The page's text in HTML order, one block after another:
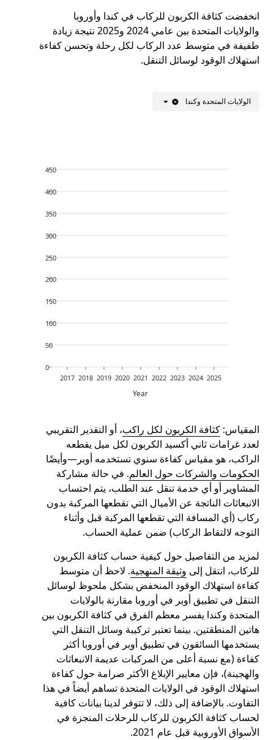
انخفضت كثافة الكربون للركاب في كندا وأوروبا
والولايات المتحدة بين عامي 2024 و2025 نتيجة زيادة
طفيفة في متوسط عدد الركاب لكل رحلة وتحسن كفاءة
استهلاك الوقود لوسائل التنقل.
الولايات المتحدة وكندا
2017 2018 2019 2020 2021 2022 2023 2024 2025
Year
0
50
100
150
200
250
300
350
400
450
المقياس: كثافة الكربون لكل راكب، أو التقدير التقريبي
لعدد غرامات ثاني أكسيد الكربون لكل ميل يقطعه
الراكب، هو مقياس كفاءة سنوي تستخدمه أوبر—وأيضًا
الحكومات والشركات حول العالم. في حالة مشاركة
المشاوير أو أي خدمة تنقل عند الطلب، يتم احتساب
الانبعاثات الناتجة عن الأميال التي تقطعها المركبة بدون
ركاب (أي المسافة التي تقطعها المركبة قبل وأثناء
التوجه لالتقاط الركاب) ضمن عملية الحساب.
لمزيد من التفاصيل حول كيفية حساب كثافة الكربون
للركاب، انتقل إلى وثيقة المنهجية. لاحظ أن متوسط
كفاءة استهلاك الوقود المنخفض بشكل ملحوظ لوسائل
التنقل في تطبيق أوبر في أوروبا مقارنة بالولايات
المتحدة وكندا يفسر معظم الفرق في كثافة الكربون بين
هاتين المنطقتين. بينما تعتبر تركيبة وسائل التنقل التي
يستخدمها السائقون في تطبيق أوبر في أوروبا أكثر
كفاءة (مع نسبة أعلى من المركبات عديمة الانبعاثات
والهجينة)، فإن معايير الإبلاغ الأكثر صرامة حول كفاءة
استهلاك الوقود في الولايات المتحدة تساهم أيضاً في هذا
التفاوت. بالإضافة إلى ذلك، لا تتوفر لدينا بيانات كافية
لحساب كثافة الكربون للركاب للرحلات المنجزة في
الأسواق الأوروبية قبل عام 2021.